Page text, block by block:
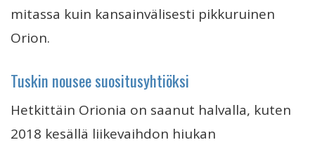
mitassa kuin kansainvälisesti pikkuruinen
Orion.
Tuskin nousee suositusyhtiöksi
Hetkittäin Orionia on saanut halvalla, kuten
2018 kesällä liikevaihdon hiukan